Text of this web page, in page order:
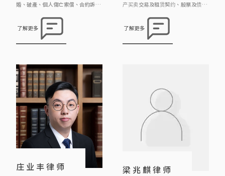
婚、破產、個人傷亡索償、合約訴
括盜竊、性罪行/窺淫罪、刑事恐
嚇、普通襲擊/傷人罪、虐兒、妨礙
公務罪、欺詐罪、虛報資產/虛假文
工與法律」科兼職導師，他曾擔任建
築物上訴審裁小組成員及任職區議
員，經常於社區舉辦義務法律諮詢
[…]
了解更多
产买卖交易及租赁契约、股票及债权
理等法律事务。
了解更多
庄业丰律师 梁兆麒律师